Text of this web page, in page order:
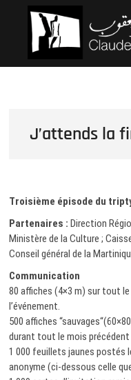
content
J’attends la
Troisième épisode du
Partenaires : Direction
Ministère de la Culture ;
Conseil général de la
Communication
80 affiches (4×3 m) sur tout
l’événement.
500 affiches
durant tout le mois précédent
1 000 feuillets jaunes postés
anonyme (ci-dessous celle